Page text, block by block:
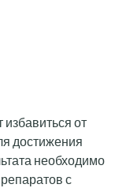
достижения
необходимо
с